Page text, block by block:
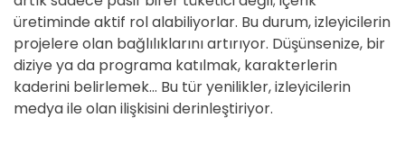
üretiminde aktif rol alabiliyorlar. Bu durum, izleyicilerin
projelere olan bağlılıklarını artırıyor. Düşünsenize, bir
diziye ya da programa katılmak, karakterlerin
kaderini belirlemek… Bu tür yenilikler, izleyicilerin
medya ile olan ilişkisini derinleştiriyor.